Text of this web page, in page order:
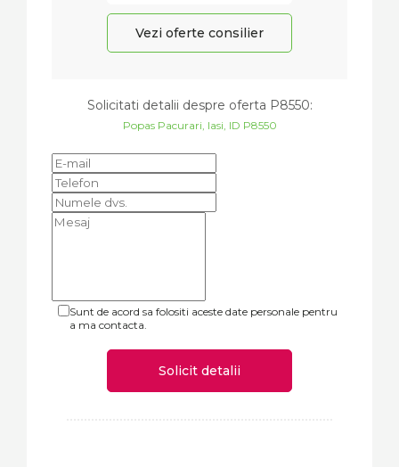
Vezi oferte consilier
Solicitati detalii despre oferta P8550:
Popas Pacurari, Iasi, ID P8550
Sunt de acord sa folositi aceste date personale pentru
a ma contacta.
Solicit detalii